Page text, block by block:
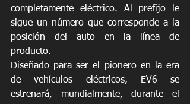
completamente eléctrico. Al prefijo le
sigue un número que corresponde a la
posición del auto en la línea de
producto.
Diseñado para ser el pionero en la era
de vehículos eléctricos, EV6 se
estrenará, mundialmente, durante el